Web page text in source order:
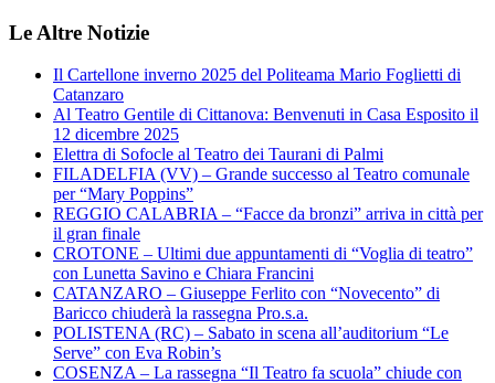
Le Altre Notizie
Il Cartellone inverno 2025 del Politeama Mario Foglietti di
Catanzaro
Al Teatro Gentile di Cittanova: Benvenuti in Casa Esposito il
12 dicembre 2025
Elettra di Sofocle al Teatro dei Taurani di Palmi
FILADELFIA (VV) – Grande successo al Teatro comunale
per “Mary Poppins”
REGGIO CALABRIA – “Facce da bronzi” arriva in città per
il gran finale
CROTONE – Ultimi due appuntamenti di “Voglia di teatro”
con Lunetta Savino e Chiara Francini
CATANZARO – Giuseppe Ferlito con “Novecento” di
Baricco chiuderà la rassegna Pro.s.a.
POLISTENA (RC) – Sabato in scena all’auditorium “Le
Serve” con Eva Robin’s
COSENZA – La rassegna “Il Teatro fa scuola” chiude con